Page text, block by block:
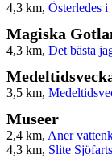
4,3 km, Österledes i
Magiska
4,3 km, Det bästa
3,5 km,
Museer
2,4 km, Aner
4,3 km, Slite